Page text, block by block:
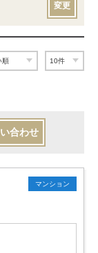
変更
合わせ
マンション